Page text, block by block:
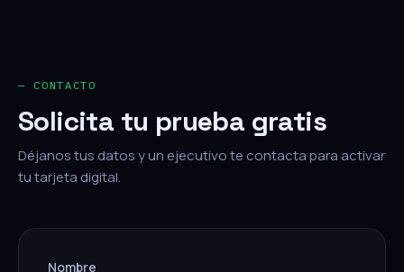
— CONTACTO
Solicita tu prueba gratis
Déjanos tus datos y un ejecutivo te contacta para activar
tu tarjeta digital.
Nombre